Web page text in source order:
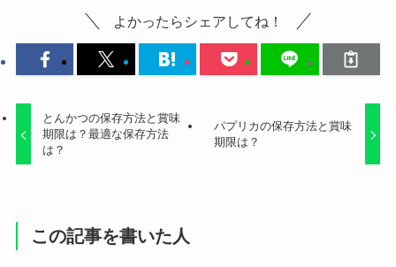
よかったらシェアしてね！
とんかつの保存方法と賞味
期限は？最適な保存方法
は？
パプリカの保存方法と賞味
期限は？
この記事を書いた人